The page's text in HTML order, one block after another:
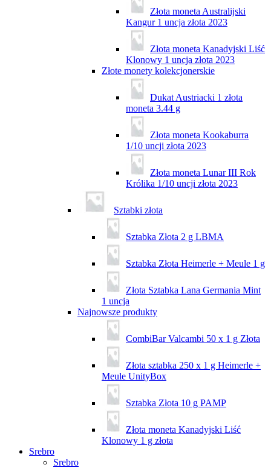
Złota moneta Australijski
Kangur 1 uncja złota 2023
Złota moneta Kanadyjski Liść
Klonowy 1 uncja złota 2023
Złote monety kolekcjonerskie
Dukat Austriacki 1 złota
moneta 3.44 g
Złota moneta Kookaburra
1/10 uncji złota 2023
Złota moneta Lunar III Rok
Królika 1/10 uncji złota 2023
Sztabki złota
Sztabka Złota 2 g LBMA
Sztabka Złota Heimerle + Meule 1 g
Złota Sztabka Lana Germania Mint
1 uncja
Najnowsze produkty
CombiBar Valcambi 50 x 1 g Złota
Złota sztabka 250 x 1 g Heimerle +
Meule UnityBox
Sztabka Złota 10 g PAMP
Złota moneta Kanadyjski Liść
Klonowy 1 g złota
Srebro
Srebro